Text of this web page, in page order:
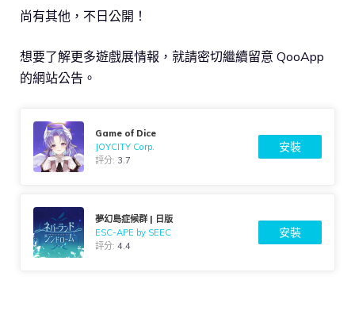
尚有其他，不日公開！
想要了解更多遊戲展情報，就請密切繼續留意 QooApp
的網站公告。
Game of Dice
JOYCITY Corp.
評分: 3.7
安裝
夢幻島症候群 | 日版
ESC-APE by SEEC
評分:4.4
安裝